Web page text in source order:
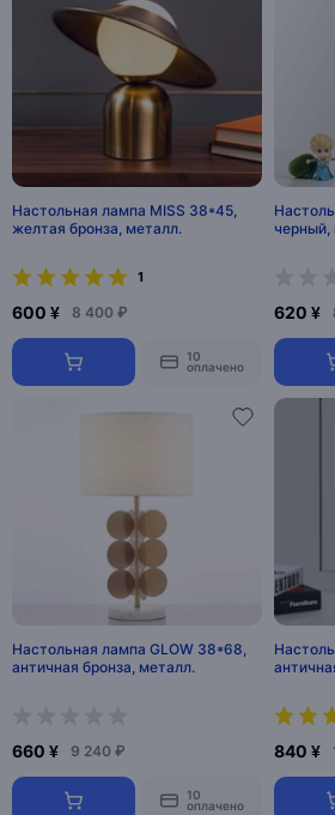
Настольная лампа MISS 38*45,
желтая бронза, металл.
1
600 ¥ 8 400 ₽
10
оплачено
черный,
620 ¥
Настольная лампа GLOW 38*68,
античная бронза, металл.
660 ¥ 9 240 ₽
10
оплачено
840 ¥